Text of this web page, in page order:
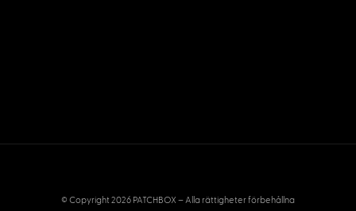
© Copyright 2026 PATCHBOX – Alla rättigheter förbehållna